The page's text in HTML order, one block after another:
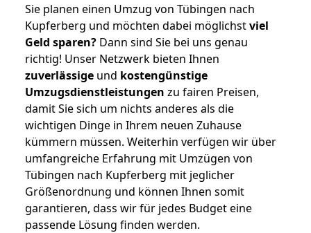
Sie planen einen Umzug von Tübingen nach
Kupferberg und möchten dabei möglichstviel
Geld sparen? Dann sind Sie bei uns genau
richtig! Unser Netzwerk bieten Ihnen
zuverlässige und kostengünstige
Umzugsdienstleistungen zu fairen Preisen,
damit Sie sich um nichts anderes als die
wichtigen Dinge in Ihrem neuen Zuhause
kümmern müssen. Weiterhin verfügen wir über
umfangreiche Erfahrung mit Umzügen von
Tübingen nach Kupferberg mit jeglicher
Größenordnung und können Ihnen somit
garantieren, dass wir für jedes Budget eine
passende Lösung finden werden.